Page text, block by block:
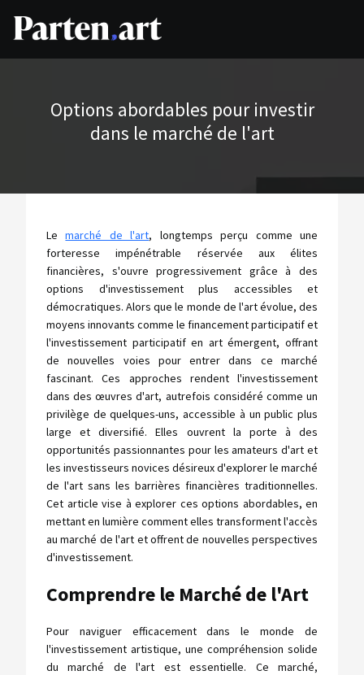
Options abordables pour investir
dans le marché de l'art
Lemarché de l'art, longtemps perçu comme une
forteresse impénétrable réservée aux élites
financières, s'ouvre progressivement grâce à des
options d'investissement plus accessibles et
démocratiques. Alors que le monde de l'art évolue, des
moyens innovants comme le financement participatif et
l'investissement participatif en art émergent, offrant
de nouvelles voies pour entrer dans ce marché
fascinant. Ces approches rendent l'investissement
dans des œuvres d'art, autrefois considéré comme un
privilège de quelques-uns, accessible à un public plus
large et diversifié. Elles ouvrent la porte à des
opportunités passionnantes pour les amateurs d'art et
les investisseurs novices désireux d'explorer le marché
de l'art sans les barrières financières traditionnelles.
Cet article vise à explorer ces options abordables, en
mettant en lumière comment elles transforment l'accès
au marché de l'art et offrent de nouvelles perspectives
d'investissement.
Comprendre le Marché de l'Art
Pour naviguer efficacement dans le monde de
l'investissement artistique, une compréhension solide
du marché de l'art est essentielle. Ce marché,